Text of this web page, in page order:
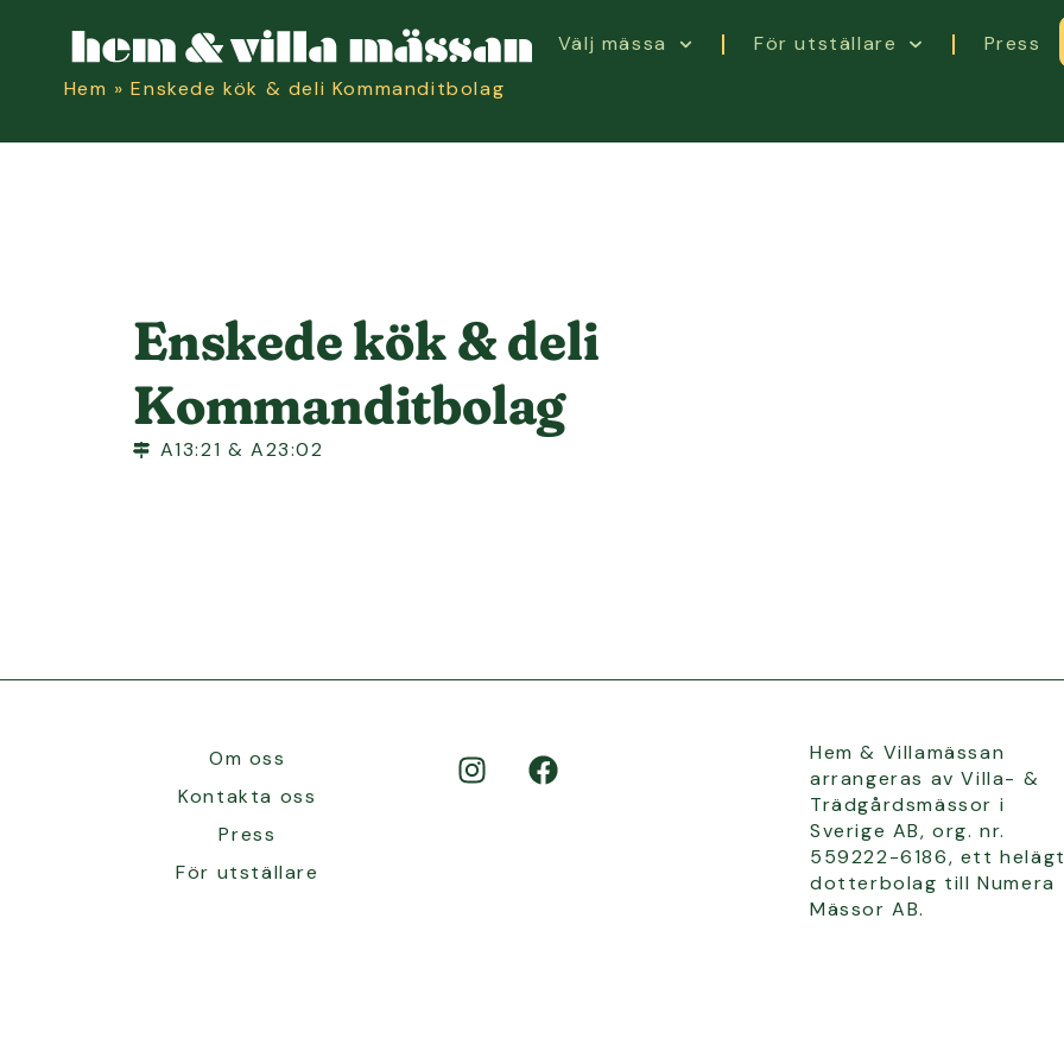
Välj mässa För utställare Press
Hem »Enskede kök & deli Kommanditbolag
Enskede kök & deli
Kommanditbolag
A13:21 & A23:02
Om oss
Kontakta oss
Press
För utställare
Hem & Villamässan
arrangeras av Villa- &
Trädgårdsmässor i
Sverige AB, org. nr.
559222-6186, ett helägt
dotterbolag till Numera
Mässor AB.